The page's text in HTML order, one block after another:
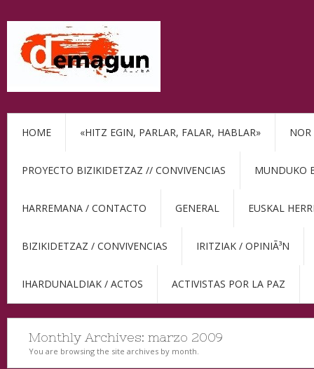
HOME «HITZ EGIN, PARLAR, FALAR, HABLAR» NOR
PROYECTO BIZIKIDETZAZ // CONVIVENCIAS MUNDUKO
HARREMANA / CONTACTO GENERAL EUSKAL
BIZIKIDETZAZ / CONVIVENCIAS IRITZIAK / OPINIÃ³N
IHARDUNALDIAK / ACTOS ACTIVISTAS POR LA PAZ
Monthly Archives: marzo 2009
You are browsing the site archives by month.